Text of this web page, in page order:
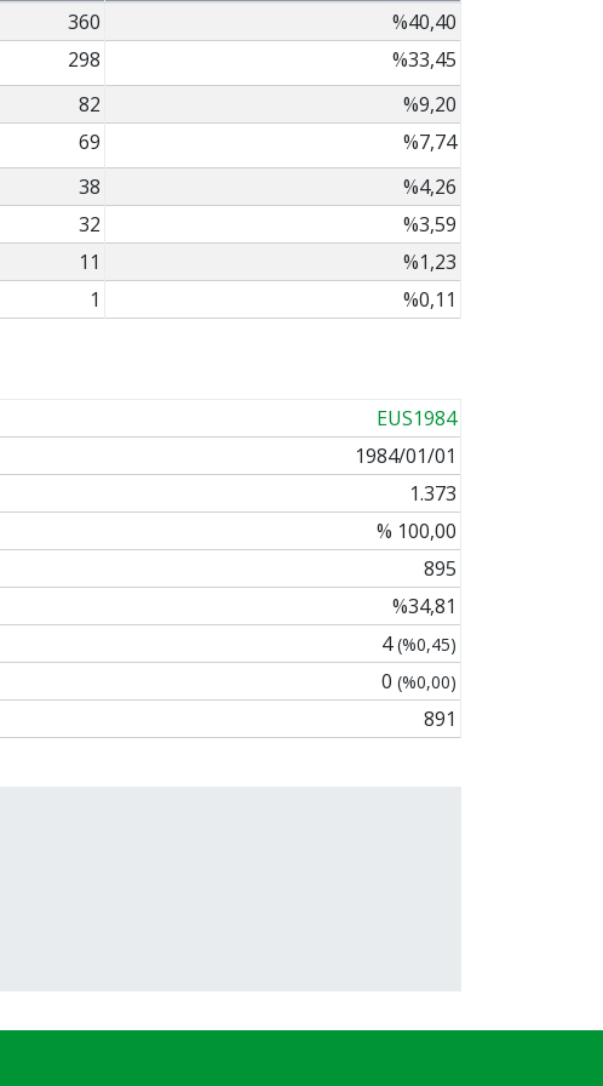
360
%40,40
298
%33,45
82
%9,20
69
%7,74
38
%4,26
32
%3,59
11
%1,23
1 %0,11
EUS1984
1984/01/01
1.373
% 100,00
895
%34,81
4(%0,45)
0 (%0,00)
891